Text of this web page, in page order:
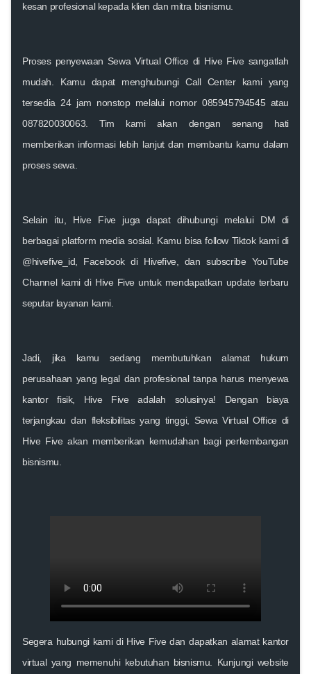
kesan profesional kepada klien dan mitra bisnismu.
Proses penyewaan Sewa Virtual Office di Hive Five sangatlah
mudah. Kamu dapat menghubungi Call Center kami yang
tersedia 24 jam nonstop melalui nomor 085945794545 atau
087820030063. Tim kami akan dengan senang hati
memberikan informasi lebih lanjut dan membantu kamu dalam
proses sewa.
Selain itu, Hive Five juga dapat dihubungi melalui DM di
berbagai platform media sosial. Kamu bisa follow Tiktok kami di
@hivefive_id, Facebook di Hivefive, dan subscribe YouTube
Channel kami di Hive Five untuk mendapatkan update terbaru
seputar layanan kami.
Jadi, jika kamu sedang membutuhkan alamat hukum
perusahaan yang legal dan profesional tanpa harus menyewa
kantor fisik, Hive Five adalah solusinya! Dengan biaya
terjangkau dan fleksibilitas yang tinggi, Sewa Virtual Office di
Hive Five akan memberikan kemudahan bagi perkembangan
bisnismu.
Segera hubungi kami di Hive Five dan dapatkan alamat kantor
virtual yang memenuhi kebutuhan bisnismu. Kunjungi website